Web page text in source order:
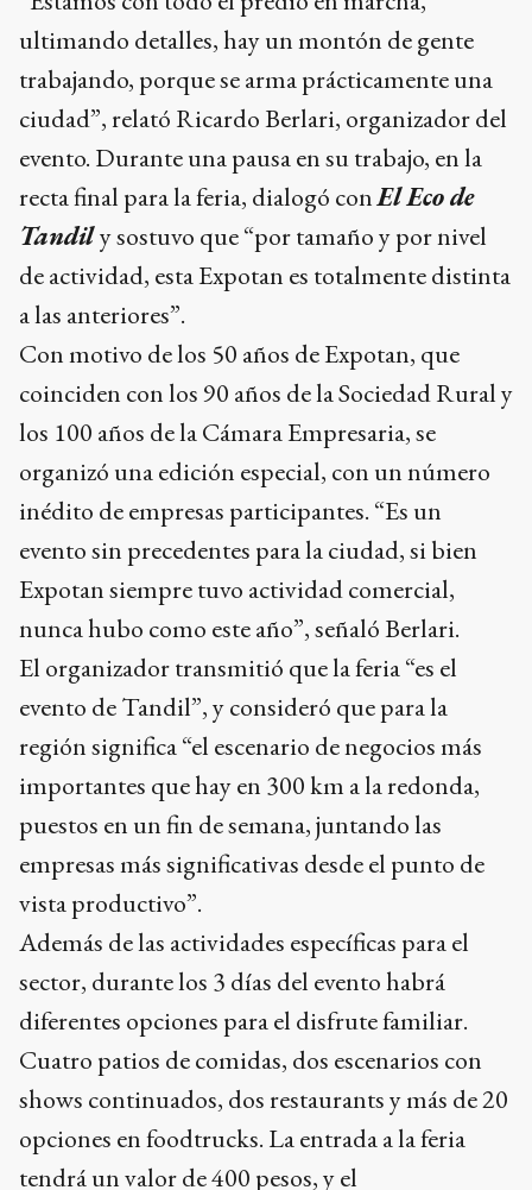
ultimando detalles, hay un montón de gente
trabajando, porque se arma prácticamente una
ciudad”, relató Ricardo Berlari, organizador del
evento. Durante una pausa en su trabajo, en la
recta final para la feria, dialogó conEl Eco de
Tandily sostuvo que “por tamaño y por nivel
de actividad, esta Expotan es totalmente distinta
a las anteriores”.
Con motivo de los 50 años de Expotan, que
coinciden con los 90 años de la Sociedad Rural y
los 100 años de la Cámara Empresaria, se
organizó una edición especial, con un número
inédito de empresas participantes. “Es un
evento sin precedentes para la ciudad, si bien
Expotan siempre tuvo actividad comercial,
nunca hubo como este año”, señaló Berlari.
El organizador transmitió que la feria “es el
evento de Tandil”, y consideró que para la
región significa “el escenario de negocios más
importantes que hay en 300 km a la redonda,
puestos en un fin de semana, juntando las
empresas más significativas desde el punto de
vista productivo”.
Además de las actividades específicas para el
sector, durante los 3 días del evento habrá
diferentes opciones para el disfrute familiar.
Cuatro patios de comidas, dos escenarios con
shows continuados, dos restaurants y más de 20
opciones en foodtrucks. La entrada a la feria
tendrá un valor de 400 pesos, y el